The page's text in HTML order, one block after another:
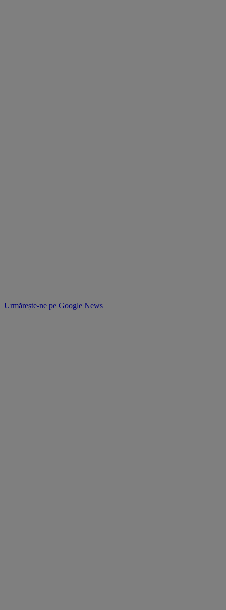
Urmărește-ne pe Google News